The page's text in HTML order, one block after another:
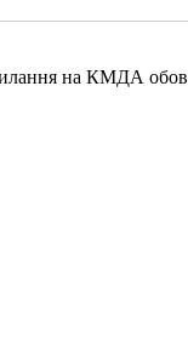
на КМДА